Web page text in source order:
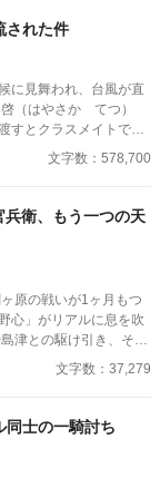
詳しくないのですみま
された件
見舞われ、台風が直
（はやさか てつ）
すとクラスメイトで美
た。 どうや
ラスの女子が次々に見
文字数：578,700
兵衛、もう一つの天
心」がリアルに息を吹
津との駆け引き、そし
ら徳川家康との決戦な
定です。
文字数：37,279
士の一騎討ち